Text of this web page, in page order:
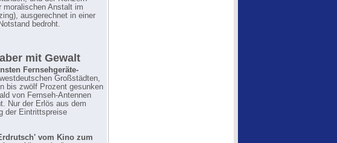
moralischen Anstalt im
ausgerechnet in einer
bedroht.
mit Gewalt
Fernsehgeräte-
Großstädten,
bis zwölf Prozent gesunken
von Fernseh-Antennen
Nur der Erlös aus dem
der Eintrittspreise
vom Kino zum